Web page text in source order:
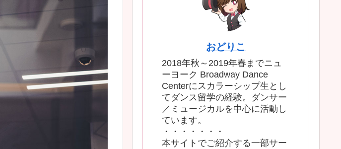
おどりこ
2018年秋～2019年春までニュ
ーヨーク Broadway Dance
Centerにスカラーシップ生とし
てダンス留学の経験。ダンサー
／ミュージカルを中心に活動し
ています。
・・・・・・・
本サイトでご紹介する一部サー